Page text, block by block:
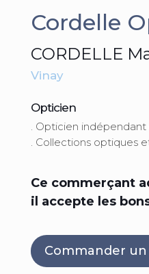
Cordelle
CORDELLE
Vinay
Opticien
. Opticien
. Collections optiques
Ce commerçant
il accepte les
Commander